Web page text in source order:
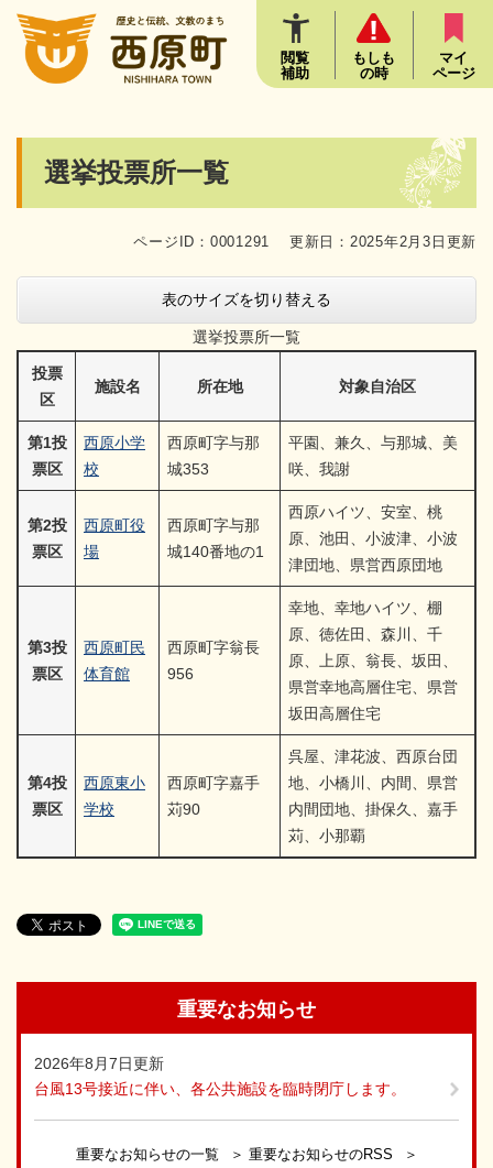
メニューを飛ばして本文へ
閲覧
補助
もしも
の時
マイ
ページ
選挙投票所一覧
ページID：0001291 更新日：2025年2月3日更新
表のサイズを切り替える
選挙投票所一覧
投票
区
施設名 所在地 対象自治区
第1投
票区
西原小学
校
西原町字与那
城353
平園、兼久、与那城、美
咲、我謝
第2投
票区
西原町役
場
西原町字与那
城140番地の1
西原ハイツ、安室、桃
原、池田、小波津、小波
津団地、県営西原団地
第3投
票区
西原町民
体育館
西原町字翁長
956
幸地、幸地ハイツ、棚
原、徳佐田、森川、千
原、上原、翁長、坂田、
県営幸地高層住宅、県営
坂田高層住宅
第4投
票区
西原東小
学校
西原町字嘉手
苅90
呉屋、津花波、西原台団
地、小橋川、内間、県営
内間団地、掛保久、嘉手
苅、小那覇
重要なお知らせ
2026年8月7日更新
台風13号接近に伴い、各公共施設を臨時閉庁します。
重要なお知らせの一覧 重要なお知らせのRSS